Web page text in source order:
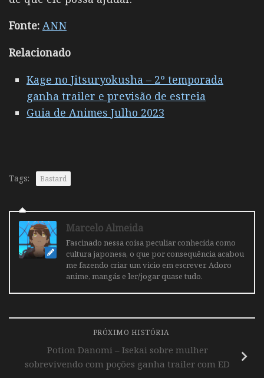
Fonte: ANN
Relacionado
Kage no Jitsuryokusha – 2º temporada
ganha trailer e previsão de estreia
Guia de Animes Julho 2023
Tags: Bastard
Marcelo Almeida
Fascinado nessa coisa peculiar conhecida como
cultura japonesa, o que por consequência acabou
me fazendo criar um vicio em escrever. Adoro
anime, mangás e ler/jogar quase tudo.
PRÓXIMO HISTÓRIA
Potion Danomi – Isekai sobre mulher
sobrevivendo com poções ganha trailer com ED